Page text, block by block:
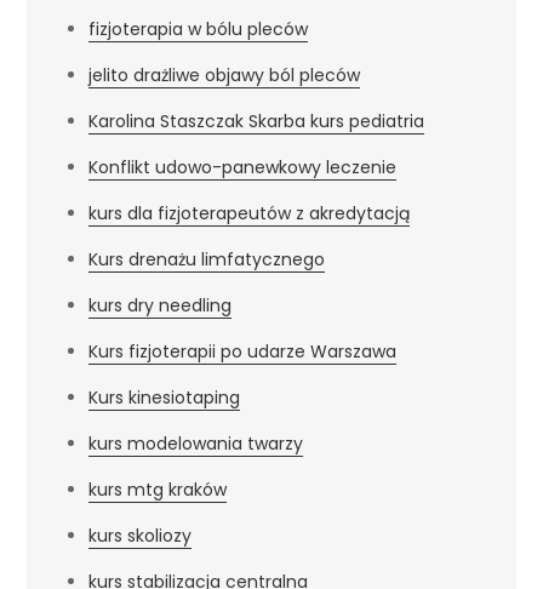
fizjoterapia w bólu pleców
jelito drażliwe objawy ból pleców
Karolina Staszczak Skarba kurs pediatria
Konflikt udowo-panewkowy leczenie
kurs dla fizjoterapeutów z akredytacją
Kurs drenażu limfatycznego
kurs dry needling
Kurs fizjoterapii po udarze Warszawa
Kurs kinesiotaping
kurs modelowania twarzy
kurs mtg kraków
kurs skoliozy
kurs stabilizacja centralna